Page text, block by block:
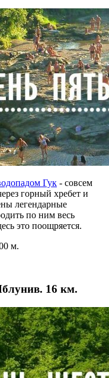
Гук - совсем
горный хребет и
легендарные
по ним весь
это поощряется.
м.
16 км.